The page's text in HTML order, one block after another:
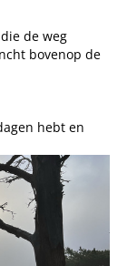
de weg
bovenop de
hebt en